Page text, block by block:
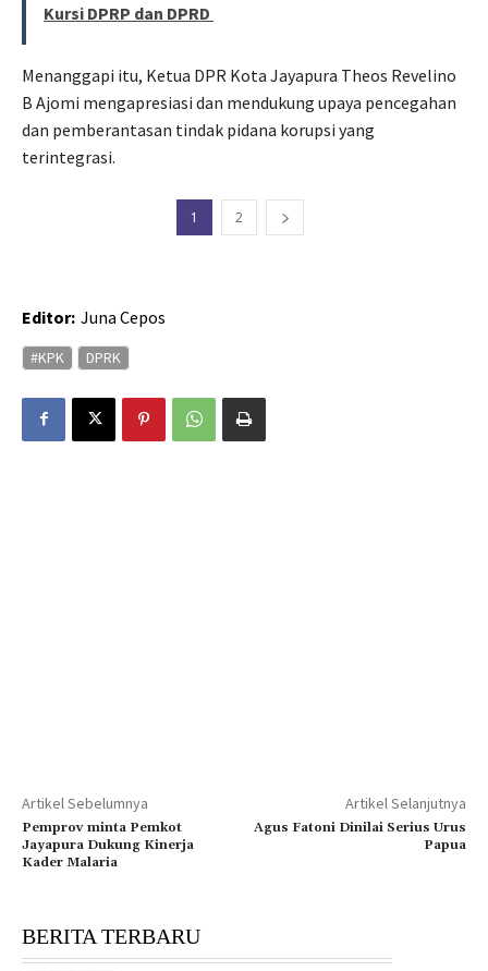
Kursi DPRP dan DPRD
Menanggapi itu, Ketua DPR Kota Jayapura Theos Revelino
B Ajomi mengapresiasi dan mendukung upaya pencegahan
dan pemberantasan tindak pidana korupsi yang
terintegrasi.
1 2
Editor: Juna Cepos
#KPK DPRK
Artikel Sebelumnya
Pemprov minta Pemkot
Jayapura Dukung Kinerja
Kader Malaria
Artikel Selanjutnya
Agus Fatoni Dinilai Serius Urus
Papua
BERITA TERBARU